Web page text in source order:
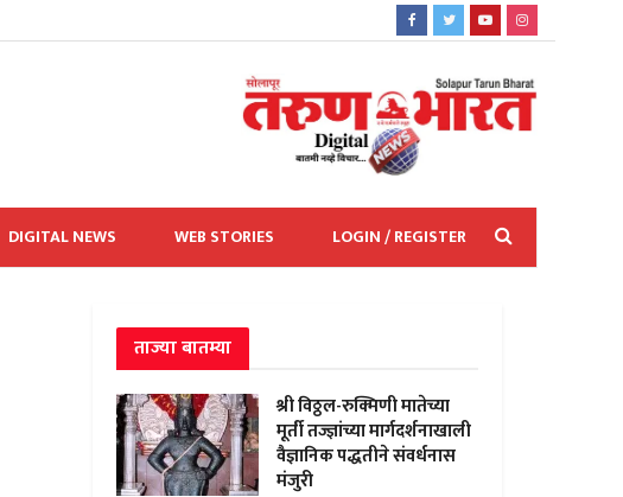
DIGITAL NEWS WEB STORIES LOGIN / REGISTER
ताज्या बातम्या
श्री विठ्ठल-रुक्मिणी मातेच्या
मूर्ती तज्ज्ञांच्या मार्गदर्शनाखाली
वैज्ञानिक पद्धतीने संवर्धनास
मंजुरी